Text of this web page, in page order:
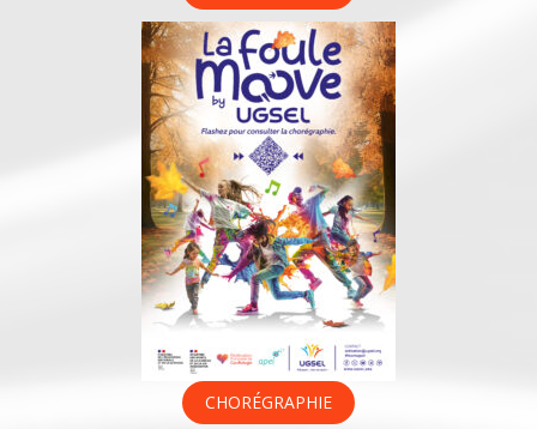
CHORÉGRAPHIE